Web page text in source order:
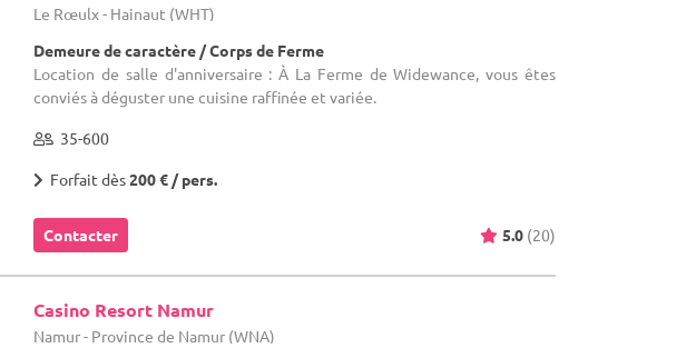
Le Rœulx - Hainaut (WHT)
Demeure de caractère / Corps de Ferme
Location de salle d'anniversaire : À La Ferme de Widewance, vous êtes
conviés à déguster une cuisine raffinée et variée.
35-600
Forfait dès200 € / pers.
Contacter 5.0 (20)
Casino Resort Namur
Namur - Province de Namur (WNA)